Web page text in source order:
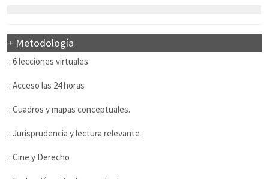
+ Metodología
:: 6 lecciones virtuales
:: Acceso las 24 horas
:: Cuadros y mapas conceptuales.
:: Jurisprudencia y lectura relevante.
:: Cine y Derecho